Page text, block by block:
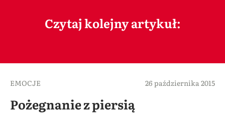
Czytaj kolejny artykuł:
EMOCJE 26 października 2015
Pożegnanie z piersią